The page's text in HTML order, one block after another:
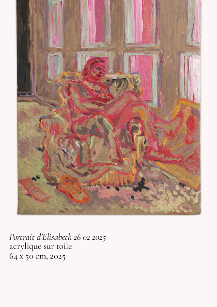
Portrait d’Elisabeth 26 02 2025
acrylique sur toile
64 x 50 cm, 2025